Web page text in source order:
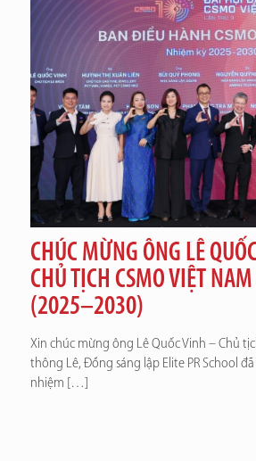
CHÚC MỪNG ÔNG LÊ
CHỦ TỊCH CSMO VIỆT
(2025–2030)
Xin chúc mừng ông Lê Quốc Vinh – Chủ
thông Lê, Đồng sáng lập Elite PR School
nhiệm […]